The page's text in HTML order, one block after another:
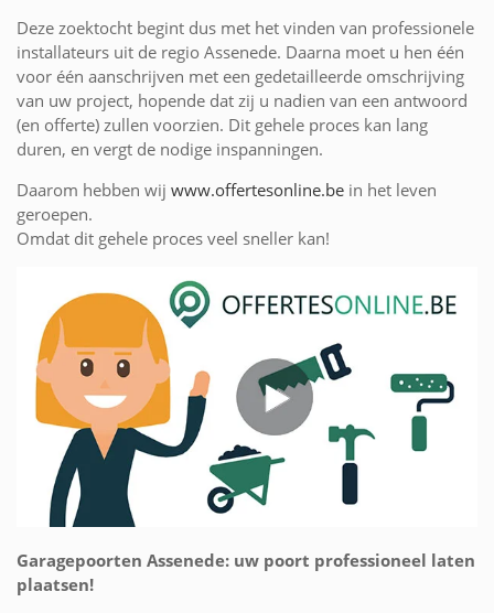
Deze zoektocht begint dus met het vinden van professionele
installateurs uit de regio Assenede. Daarna moet u hen één
voor één aanschrijven met een gedetailleerde omschrijving
van uw project, hopende dat zij u nadien van een antwoord
(en offerte) zullen voorzien. Dit gehele proces kan lang
duren, en vergt de nodige inspanningen.
Daarom hebben wij www.offertesonline.be in het leven
geroepen.
Omdat dit gehele proces veel sneller kan!
Garagepoorten Assenede: uw poort professioneel laten
plaatsen!